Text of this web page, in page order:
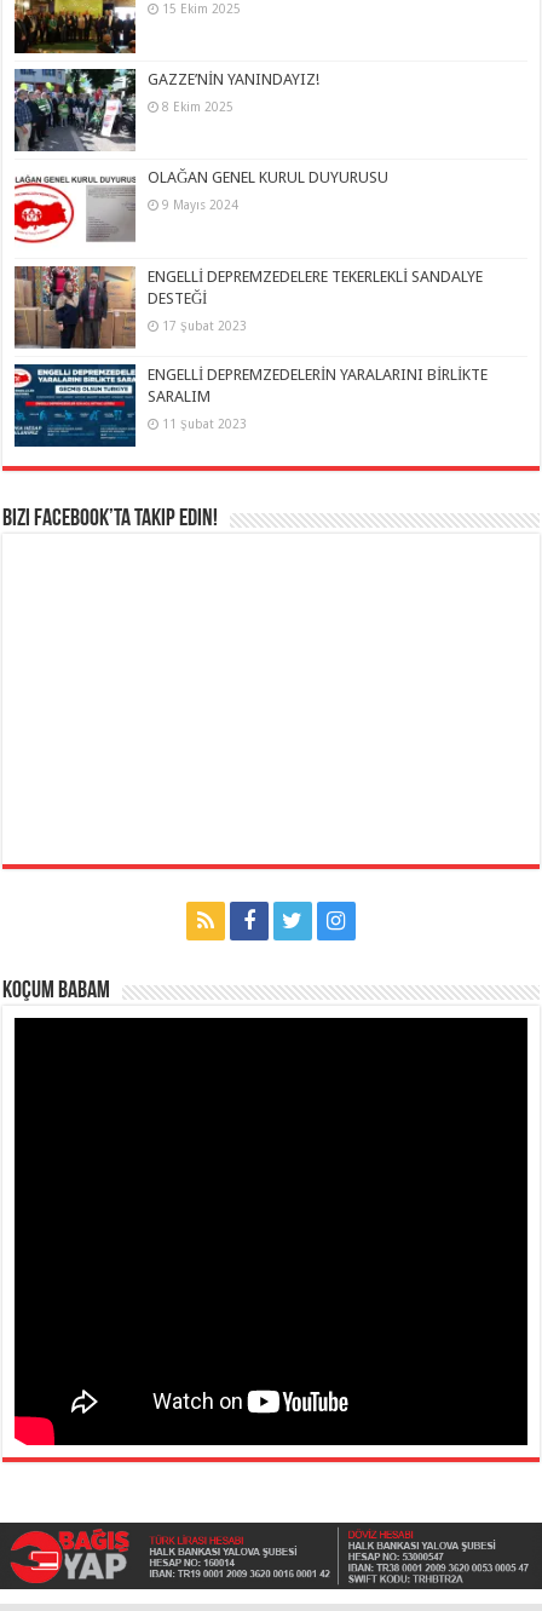
15 Ekim 2025
GAZZE’NİN YANINDAYIZ!
8 Ekim 2025
OLAĞAN GENEL KURUL DUYURUSU
9 Mayıs 2024
ENGELLİ DEPREMZEDELERE TEKERLEKLİ SANDALYE
DESTEĞİ
17 Şubat 2023
ENGELLİ DEPREMZEDELERİN YARALARINI BİRLİKTE
SARALIM
11 Şubat 2023
Bizi Facebook’ta takip edin!
Koçum Babam